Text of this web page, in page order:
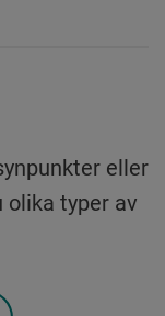
eller
olika typer av